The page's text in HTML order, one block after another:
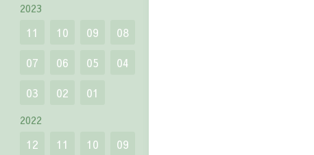
2023
11 10 09
08
07
06 05
04
03
02 01
2022
12 11 10 09